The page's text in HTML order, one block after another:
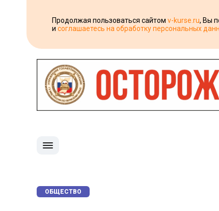
Продолжая пользоваться сайтом v-kurse.ru, Вы
и соглашаетесь на обработку персональных
ОБЩЕСТВО